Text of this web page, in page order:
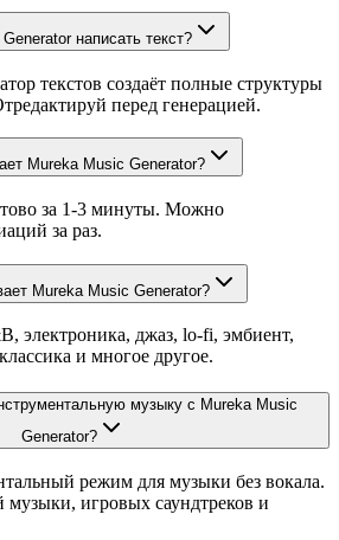
написать текст?
текстов создаёт полные структуры
перед генерацией.
Mureka Music Generator?
за 1-3 минуты. Можно
за раз.
Mureka Music Generator?
электроника, джаз, lo-fi, эмбиент,
и многое другое.
музыку с Mureka Music
Generator?
режим для музыки без вокала.
игровых саундтреков и